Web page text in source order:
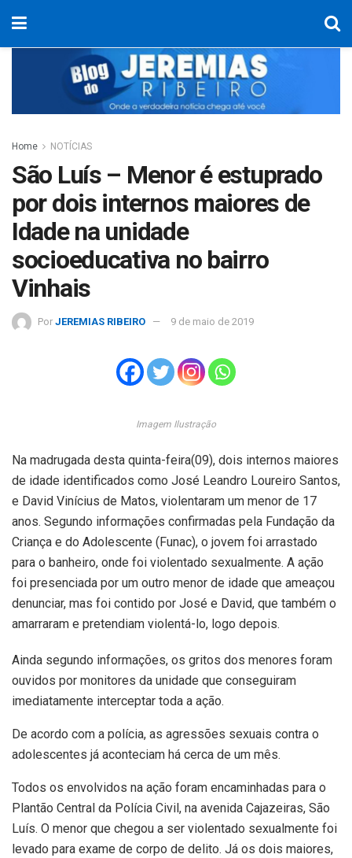
Home NOTÍCIAS
São Luís – Menor é estuprado
por dois internos maiores de
Idade na unidade
socioeducativa no bairro
Vinhais
Por JEREMIAS RIBEIRO 9 de maio de 2019
Imagem Ilustração
Na madrugada desta quinta-feira(09), dois internos maiores
de idade identificados como José Leandro Loureiro Santos,
e David Vinícius de Matos, violentaram um menor de 17
anos. Segundo informações confirmadas pela Fundação da
Criança e do Adolescente (Funac), o jovem foi arrastado
para o banheiro, onde foi violentado sexualmente. A ação
foi presenciada por um outro menor de idade que ameaçou
denunciar, mas foi contido por José e David, que também o
amarraram e pretendiam violentá-lo, logo depois.
Ainda segundo informações, os gritos dos menores foram
ouvidos por monitores da unidade que conseguiram
imediatamente interceptar toda a ação.
De acordo com a polícia, as agressões sexuais contra o
adolescentes já aconteciam há cerca de um mês.
Todos os envolvidos na ação foram encaminhadas para o
Plantão Central da Polícia Civil, na avenida Cajazeiras, São
Luís. O menor que chegou a ser violentado sexualmente foi
levado para exame de corpo de delito. Já os dois maiores,